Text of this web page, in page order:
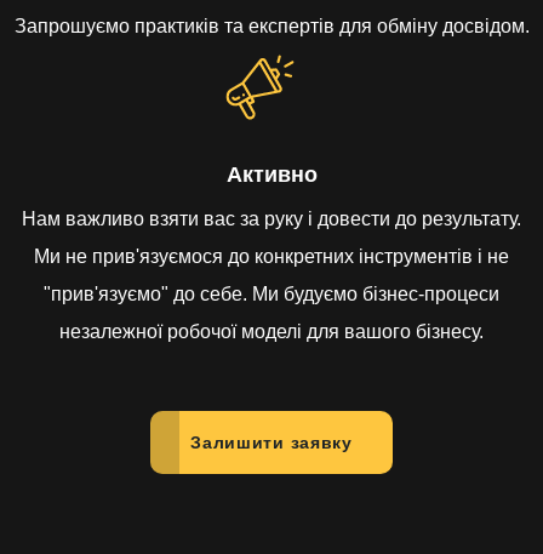
Запрошуємо практиків та експертів для обміну досвідом.
Активно
Нам важливо взяти вас за руку і довести до результату.
Ми не прив'язуємося до конкретних інструментів і не
"прив'язуємо" до себе. Ми будуємо бізнес-процеси
незалежної робочої моделі для вашого бізнесу.
Залишити заявку